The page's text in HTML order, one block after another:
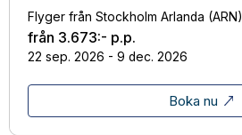
Flyger från Stockholm Arlanda (ARN)
från 3.673:- p.p.
22 sep. 2026 - 9 dec. 2026
Boka nu